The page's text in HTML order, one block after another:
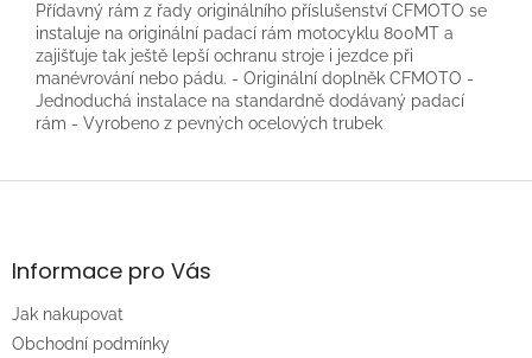
Přídavný rám z řady originálního příslušenství CFMOTO se
instaluje na originální padací rám motocyklu 800MT a
zajišťuje tak ještě lepší ochranu stroje i jezdce při
manévrování nebo pádu. - Originální doplněk CFMOTO -
Jednoduchá instalace na standardně dodávaný padací
rám - Vyrobeno z pevných ocelových trubek
Z
aInformace pro Vás
Jak nakupovat
Obchodní podmínky